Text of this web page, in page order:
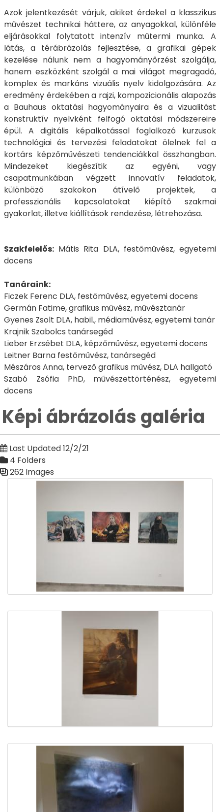
Azok jelentkezését várjuk, akiket érdekel a klasszikus
művészet technikai háttere, az anyagokkal, különféle
eljárásokkal folytatott intenzív műtermi munka. A
látás, a térábrázolás fejlesztése, a grafikai gépek
kezelése nálunk nem a hagyományőrzést szolgálja,
hanem eszközként szolgál a mai világot megragadó,
komplex és markáns vizuális nyelv kidolgozására. Az
eredmény érdekében a rajzi, kompozicionális alapozás
a Bauhaus oktatási hagyományaira és a vizualitást
konstruktív nyelvként felfogó oktatási módszereire
épül. A digitális képalkotással foglalkozó kurzusok
technológiai és tervezési feladatokat ölelnek fel a
kortárs képzőművészeti tendenciákkal összhangban.
Mindezeket kiegészítik az egyéni, vagy
csapatmunkában végzett innovatív feladatok,
különböző szakokon átívelő projektek, a
professzionális kapcsolatokat kiépítő szakmai
gyakorlat, illetve kiállítások rendezése, létrehozása.
Szakfelelős: Mátis Rita DLA, festőművész, egyetemi
docens
Tanáraink:
Ficzek Ferenc DLA, festőművész, egyetemi docens
Germán Fatime, grafikus művész, művésztanár
Gyenes Zsolt DLA, habil., médiaművész, egyetemi tanár
Krajnik Szabolcs tanársegéd
Lieber Erzsébet DLA, képzőművész, egyetemi docens
Leitner Barna festőművész, tanársegéd
Mészáros Anna, tervező grafikus művész, DLA hallgató
Szabó Zsófia PhD, művészettörténész, egyetemi
docens
Képi ábrázolás galéria
Last Updated 12/2/21
4 Folders
262 Images
Media Gallery